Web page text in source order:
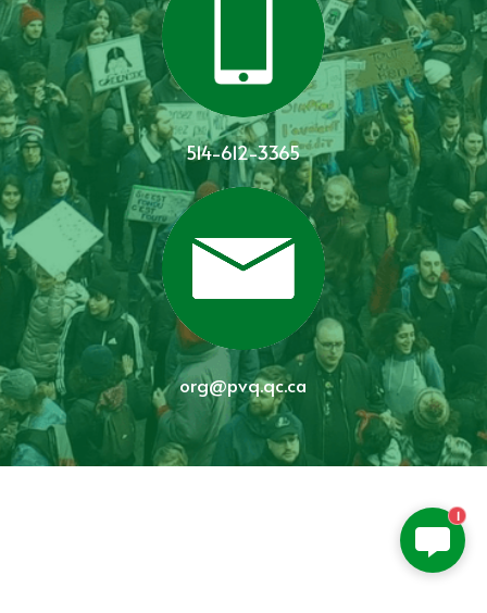
514-612-3365
org@pvq.qc.ca
1